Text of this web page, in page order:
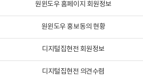
원윈도우 홈페이지 회원정보
원윈도우 홍보동의 현황
디지털집현전 회원정보
디지털집현전 의견수렴